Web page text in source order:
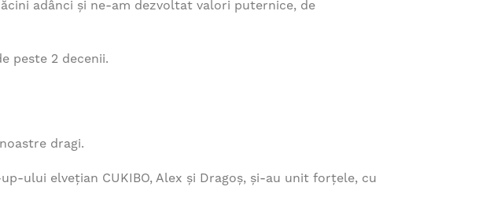
adânci și ne-am dezvoltat valori puternice, de
peste 2 decenii.
dragi.
ului elvețian CUKIBO, Alex și Dragoș, și-au unit forțele, cu